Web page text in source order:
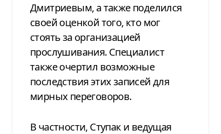
Дмитриевым, а также поделился
своей оценкой того, кто мог
стоять за организацией
прослушивания. Специалист
также очертил возможные
последствия этих записей для
мирных переговоров.
В частности, Ступак и ведущая